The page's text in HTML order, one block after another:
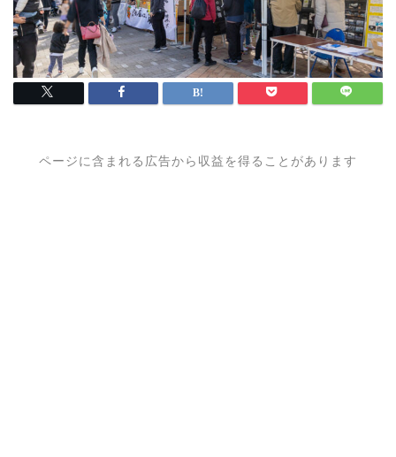
ページに含まれる広告から収益を得ることがあります